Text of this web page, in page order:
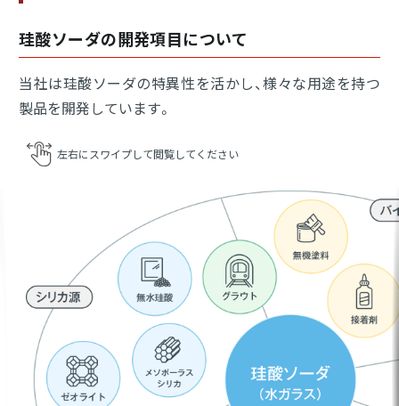
珪酸ソーダの開発項目について
当社は珪酸ソーダの特異性を活かし、様々な用途を持つ
製品を開発しています。